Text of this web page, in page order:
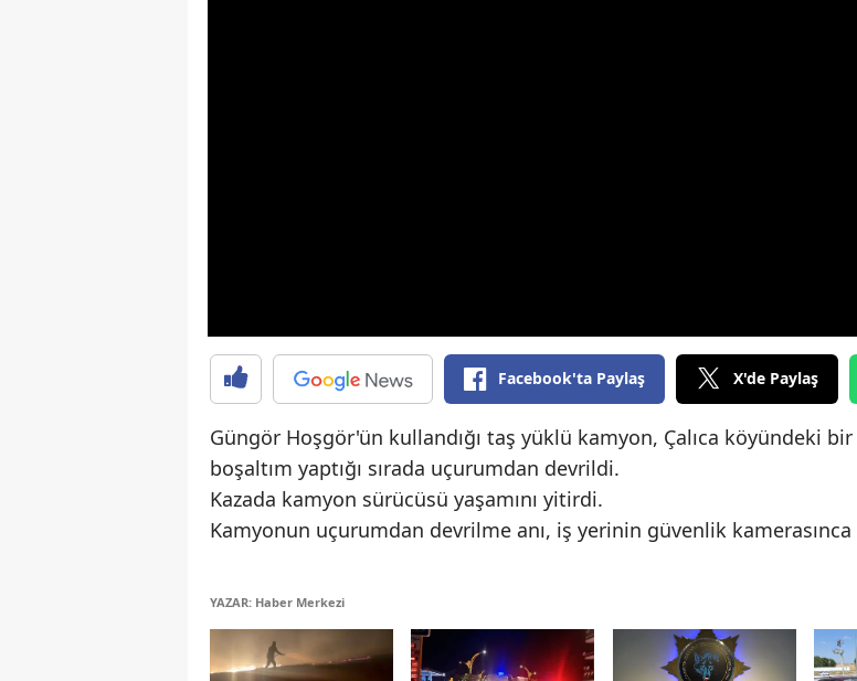
Facebook'ta Paylaş X'de Paylaş
Güngör Hoşgör'ün kullandığı taş yüklü kamyon, Çalıca köyündeki bir
boşaltım yaptığı sırada uçurumdan devrildi.
Kazada kamyon sürücüsü yaşamını yitirdi.
Kamyonun uçurumdan devrilme anı, iş yerinin güvenlik
YAZAR: Haber Merkezi